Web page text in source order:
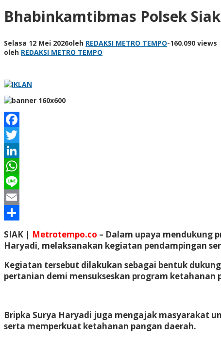
Bhabinkamtibmas Polsek
Selasa 12 Mei 2026oleh REDAKSI METRO TEMPO-160.090 views
oleh REDAKSI METRO TEMPO
Facebook
Twitter
LinkedIn
WhatsApp
Line
Email
Share
SIAK | Metrotempo.co – Dalam upaya mendukung
Haryadi, melaksanakan kegiatan pendampingan
Kegiatan tersebut dilakukan sebagai bentuk
pertanian demi mensukseskan program ketahanan
Bripka Surya Haryadi juga mengajak masyarakat
serta memperkuat ketahanan pangan daerah.